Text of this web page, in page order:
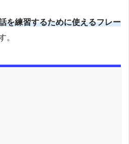
を練習するために使えるフレー
。